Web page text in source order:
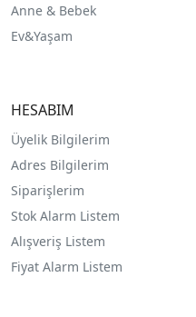
Anne & Bebek
Ev&Yaşam
HESABIM
Üyelik Bilgilerim
Adres Bilgilerim
Siparişlerim
Stok Alarm Listem
Alışveriş Listem
Fiyat Alarm Listem